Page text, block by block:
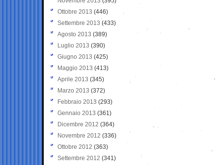
Ottobre 2013 (446)
Settembre 2013 (433)
Agosto 2013 (389)
Luglio 2013 (390)
Giugno 2013 (425)
Maggio 2013 (413)
Aprile 2013 (345)
Marzo 2013 (372)
Febbraio 2013 (293)
Gennaio 2013 (361)
Dicembre 2012 (364)
Novembre 2012 (336)
Ottobre 2012 (363)
Settembre 2012 (341)